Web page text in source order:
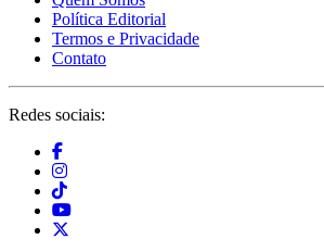
Política Editorial
Termos e Privacidade
Contato
Redes sociais: